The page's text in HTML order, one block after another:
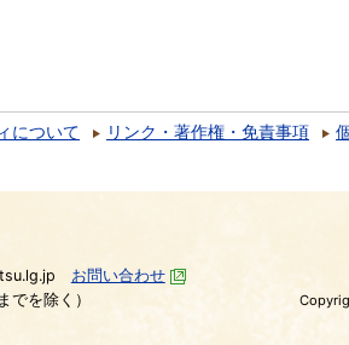
について リンク・著作権・免責事項
お問い合わせ
を除く）